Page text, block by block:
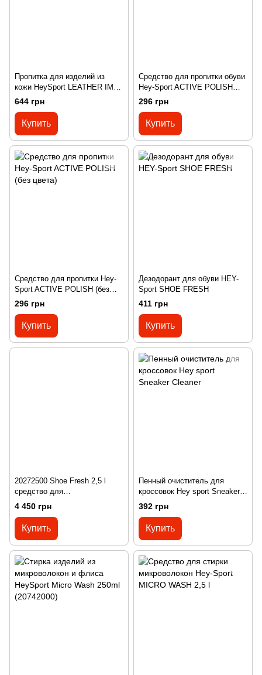
Пропитка для изделий из
кожи HeySport LEATHER IMPA
(20680000)
644 грн
Купить
Средство для пропитки обуви
Hey-Sport ACTIVE POLISH
(черный)
296 грн
Купить
Средство для пропитки Hey-
Sport ACTIVE POLISH (без
цвета)
296 грн
Купить
Дезодорант для обуви HEY-
Sport SHOE FRESH
411 грн
Купить
20272500 Shoe Fresh 2,5 l
средство для
гигиенич.очистки обуви
4 450 грн
Купить
Пенный очиститель для
кроссовок Hey sport Sneaker
Cleaner
392 грн
Купить